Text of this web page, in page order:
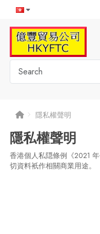
隱私權聲明
隱私權聲明
香港個人私隠條例《2021
切資料衹作相關商業用途。